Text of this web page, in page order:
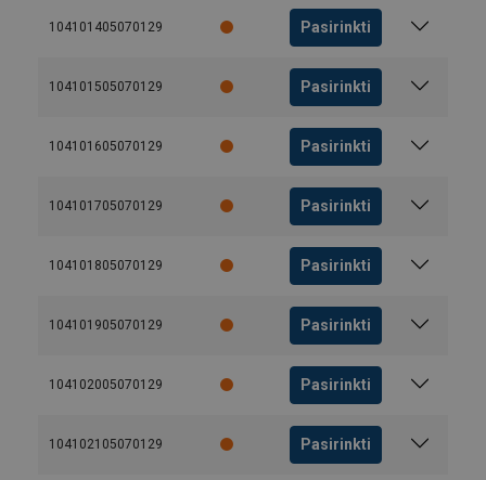
104101405070129 Pasirinkti
104101505070129 Pasirinkti
104101605070129 Pasirinkti
104101705070129 Pasirinkti
104101805070129 Pasirinkti
104101905070129 Pasirinkti
104102005070129 Pasirinkti
104102105070129 Pasirinkti